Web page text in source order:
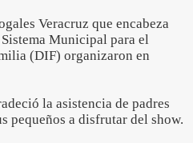
Veracruz que encabeza
Municipal para el
(DIF) organizaron en
la asistencia de padres
pequeños a disfrutar del show.